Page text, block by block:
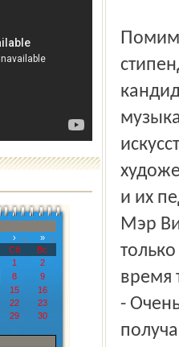
›
»
Сб
Вс
1
2
8
9
15
16
22
23
29
30
Помимо Тимура Амишова комиссия по присуждению
и их
Мэр
время
-